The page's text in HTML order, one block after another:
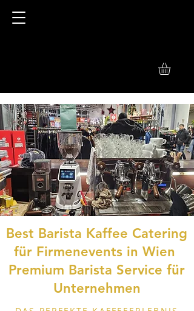
Best Barista Kaffee Catering
für Firmenevents in Wien
Premium Barista Service für
Unternehmen